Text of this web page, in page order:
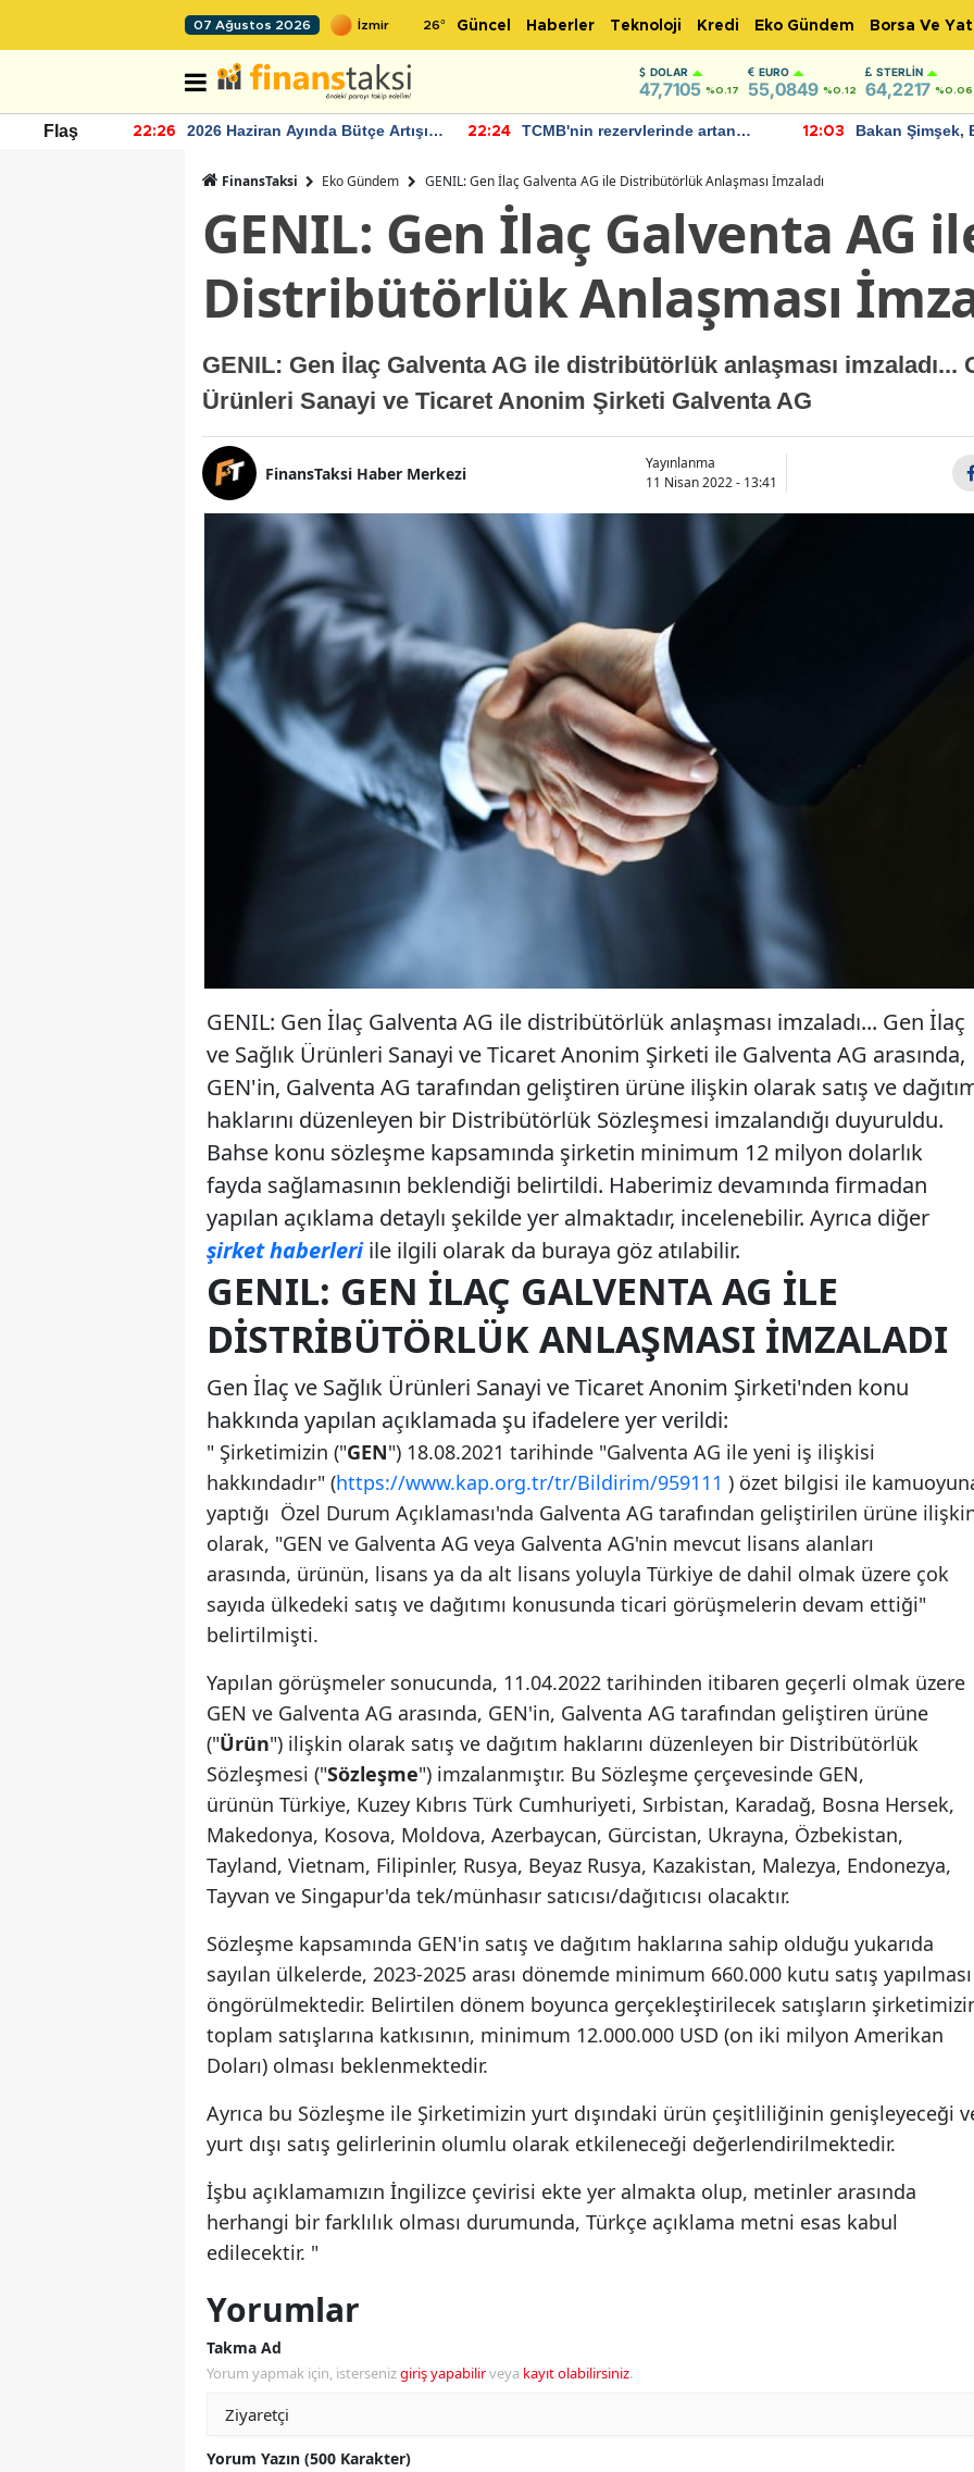
07 Ağustos 2026 26° Güncel Haberler Teknoloji Kredi Eko Gündem Borsa Ve
DOLAR
47,7105 %0.17
EURO
55,0849 %0.12
STERLIN
64,2217 %0.06
Flaş 22:26
2026 Haziran Ayında Bütçe Artışı
22:24
TCMB'nin rezervlerinde artan
12:03
Bakan Şimşek,
FinansTaksi Eko Gündem GENIL: Gen İlaç Galventa AG ile Distribütörlük Anlaşması İmzaladı
GENIL: Gen İlaç Galventa AG
Distribütörlük Anlaşması
GENIL: Gen İlaç Galventa AG ile distribütörlük anlaşması imzaladı...
Ürünleri Sanayi ve Ticaret Anonim Şirketi Galventa AG
FinansTaksi Haber Merkezi
Yayınlanma
11 Nisan 2022 - 13:41
GENIL: Gen İlaç Galventa AG ile distribütörlük anlaşması imzaladı... Gen İlaç
ve Sağlık Ürünleri Sanayi ve Ticaret Anonim Şirketi ile Galventa AG arasında,
GEN'in, Galventa AG tarafından geliştiren ürüne ilişkin olarak satış ve
haklarını düzenleyen bir Distribütörlük Sözleşmesi imzalandığı duyuruldu.
Bahse konu sözleşme kapsamında şirketin minimum 12 milyon dolarlık
fayda sağlamasının beklendiği belirtildi. Haberimiz devamında firmadan
yapılan açıklama detaylı şekilde yer almaktadır, incelenebilir. Ayrıca diğer
şirket haberleriile ilgili olarak da buraya göz atılabilir.
GENIL: GEN İLAÇ GALVENTA AG ILE
DISTRIBÜTÖRLÜK ANLAŞMASI İMZALADI
Gen İlaç ve Sağlık Ürünleri Sanayi ve Ticaret Anonim Şirketi'nden konu
hakkında yapılan açıklamada şu ifadelere yer verildi:
" Şirketimizin ("GEN") 18.08.2021 tarihinde "Galventa AG ile yeni iş ilişkisi
hakkındadır" (https://www.kap.org.tr/tr/Bildirim/959111 ) özet bilgisi ile
yaptığı Özel Durum Açıklaması'nda Galventa AG tarafından geliştirilen ürüne
olarak, "GEN ve Galventa AG veya Galventa AG'nin mevcut lisans alanları
arasında, ürünün, lisans ya da alt lisans yoluyla Türkiye de dahil olmak üzere çok
sayıda ülkedeki satış ve dağıtımı konusunda ticari görüşmelerin devam ettiği"
belirtilmişti.
Yapılan görüşmeler sonucunda, 11.04.2022 tarihinden itibaren geçerli olmak üzere
GEN ve Galventa AG arasında, GEN'in, Galventa AG tarafından geliştiren ürüne
("Ürün") ilişkin olarak satış ve dağıtım haklarını düzenleyen bir Distribütörlük
Sözleşmesi ("Sözleşme") imzalanmıştır. Bu Sözleşme çerçevesinde GEN,
ürünün Türkiye, Kuzey Kıbrıs Türk Cumhuriyeti, Sırbistan, Karadağ, Bosna Hersek,
Makedonya, Kosova, Moldova, Azerbaycan, Gürcistan, Ukrayna, Özbekistan,
Tayland, Vietnam, Filipinler, Rusya, Beyaz Rusya, Kazakistan, Malezya, Endonezya,
Tayvan ve Singapur'da tek/münhasır satıcısı/dağıtıcısı olacaktır.
Sözleşme kapsamında GEN'in satış ve dağıtım haklarına sahip olduğu yukarıda
sayılan ülkelerde, 2023-2025 arası dönemde minimum 660.000 kutu satış yapılması
öngörülmektedir. Belirtilen dönem boyunca gerçekleştirilecek satışların
toplam satışlarına katkısının, minimum 12.000.000 USD (on iki milyon Amerikan
Doları) olması beklenmektedir.
Ayrıca bu Sözleşme ile Şirketimizin yurt dışındaki ürün çeşitliliğinin genişleyeceği
yurt dışı satış gelirlerinin olumlu olarak etkileneceği değerlendirilmektedir.
İşbu açıklamamızın İngilizce çevirisi ekte yer almakta olup, metinler arasında
herhangi bir farklılık olması durumunda, Türkçe açıklama metni esas kabul
edilecektir. "
Yorumlar
Takma Ad
Yorum yapmak için, istersenizgiriş yapabilirveya kayıt olabilirsiniz.
Yorum Yazın (500 Karakter)